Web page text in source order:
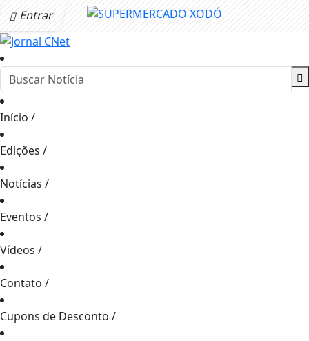
Entrar
Início /
Edições /
Notícias /
Eventos /
Vídeos /
Contato /
Cupons de Desconto /